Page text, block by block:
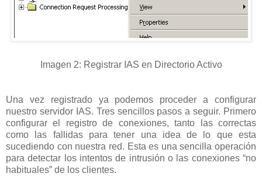
Imagen 2: Registrar IAS en Directorio Activo
Una vez registrado ya podemos proceder a configurar
nuestro servidor IAS. Tres sencillos pasos a seguir. Primero
configurar el registro de conexiones, tanto las correctas
como las fallidas para tener una idea de lo que esta
sucediendo con nuestra red. Esta es una sencilla operación
para detectar los intentos de intrusión o las conexiones “no
habituales” de los clientes.